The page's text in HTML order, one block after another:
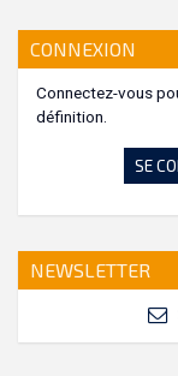
CONNEXION
Connectez-vous
définition.
SE
NEWSLETTER